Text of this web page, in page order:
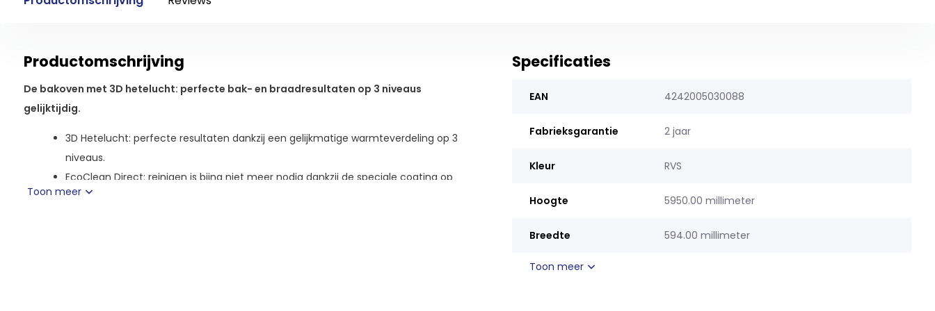
Productomschrijving
De bakoven met 3D hetelucht: perfecte bak- en braadresultaten op 3 niveaus
gelijktijdig.
3D Hetelucht: perfecte resultaten dankzij een gelijkmatige warmteverdeling op 3
niveaus.
EcoClean Direct: reinigen is bijna niet meer nodig dankzij de speciale coating op
de achterwand. Hierdoor wordt het vet automatisch geabsorbeerd.
Toon meer
Specificaties
EAN 4242005030088
Fabrieksgarantie 2 jaar
Kleur RVS
Hoogte 5950.00 millimeter
Breedte 594.00 millimeter
Toon meer